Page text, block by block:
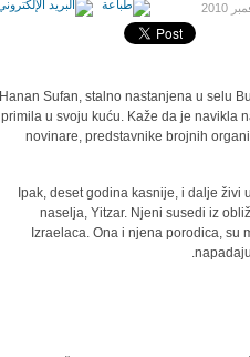
Hanan Sufan, stalno nastanjena u selu
primila u svoju kuću. Kaže da je navikla
novinare, predstavnike brojnih
Ipak, deset godina kasnije, i dalje
naselja, Yitzar. Njeni susedi iz
Izraelaca. Ona i njena porodica, su